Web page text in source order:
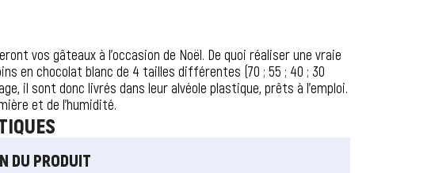
vos gâteaux à l’occasion de Noël. De quoi réaliser une vraie
en chocolat blanc de 4 tailles différentes (70 ; 55 ; 40 ; 30
il sont donc livrés dans leur alvéole plastique, prêts à l’emploi.
et de l’humidité.
DU PRODUIT